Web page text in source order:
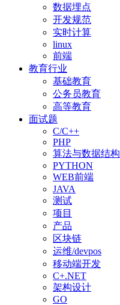
数据埋点
开发规范
实时计算
linux
前端
教育行业
基础教育
公务员教育
高等教育
面试题
C/C++
PHP
算法与数据结构
PYTHON
WEB前端
JAVA
测试
项目
产品
区块链
运维/devpos
移动端开发
C+.NET
架构设计
GO